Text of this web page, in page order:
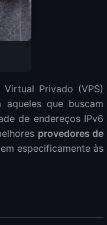
Privado (VPS)
que buscam
de endereços IPv6
provedores de
especificamente às